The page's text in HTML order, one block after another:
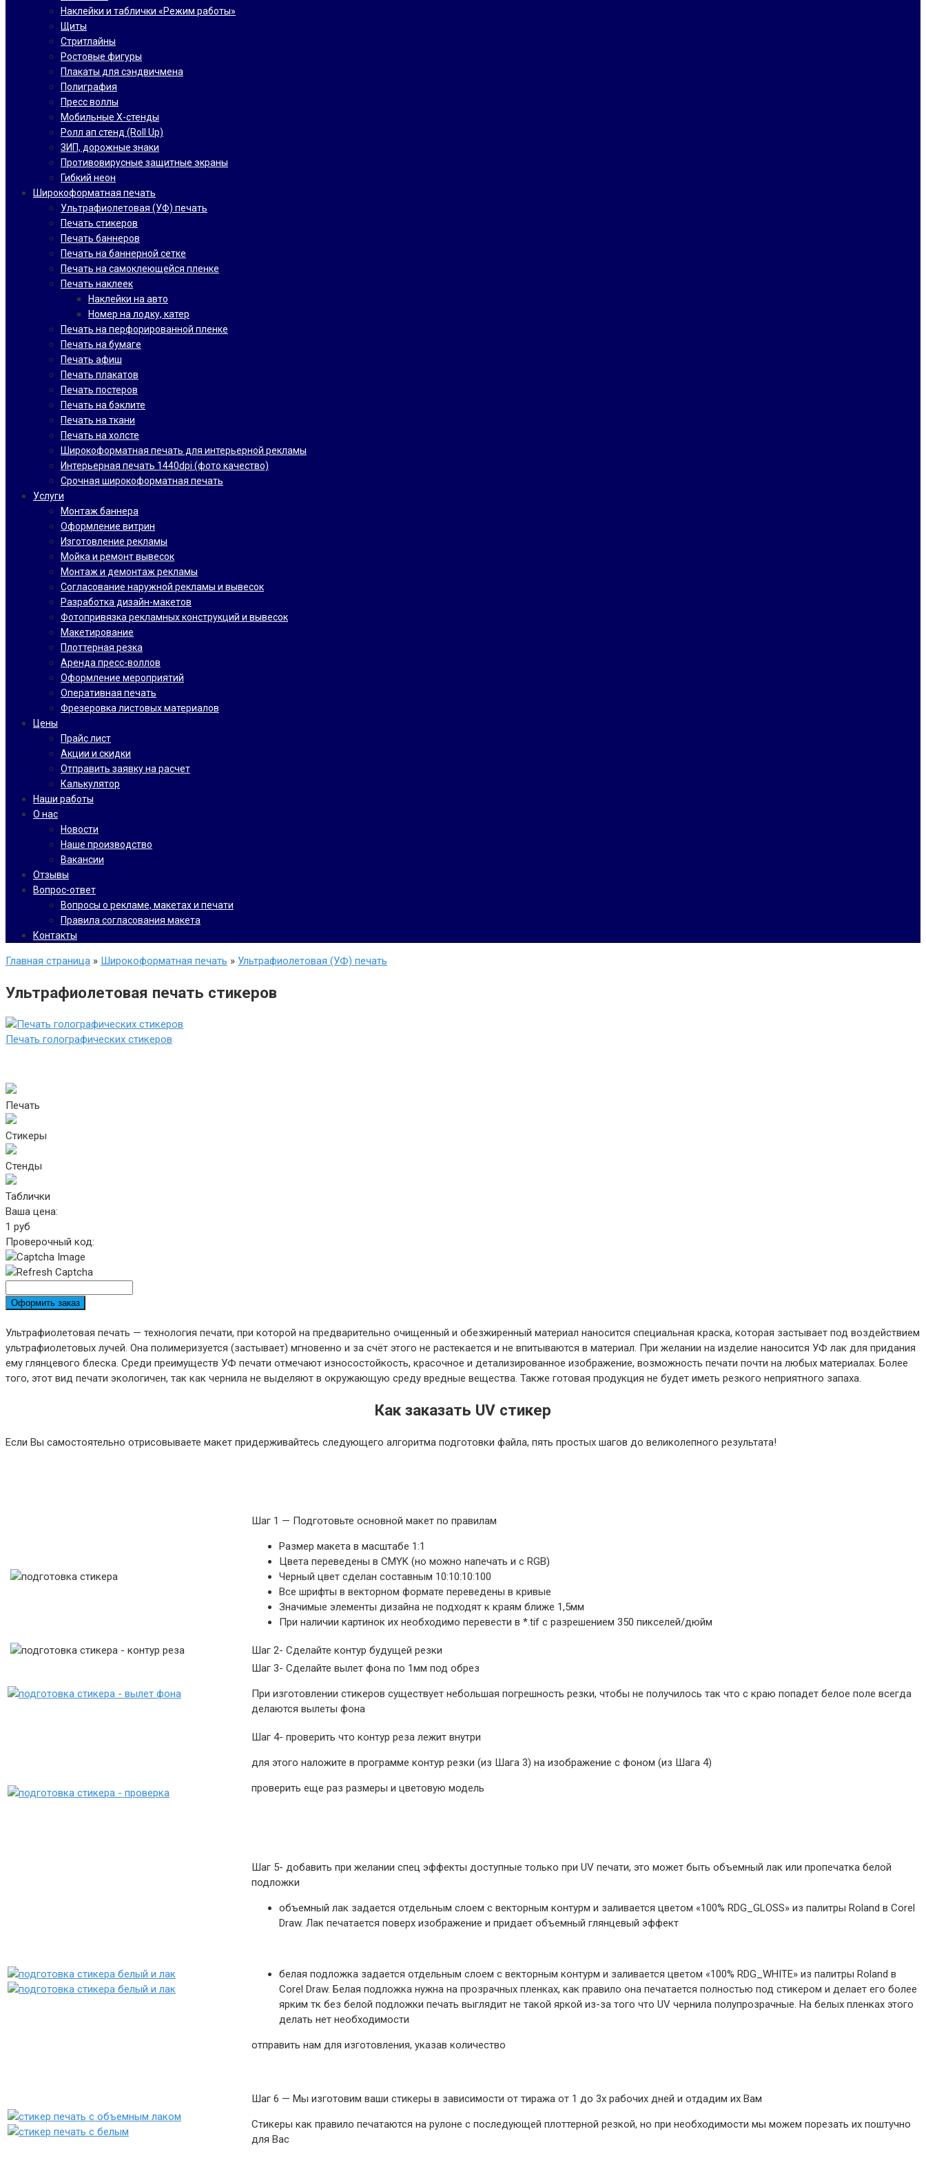
Наклейки и таблички «Режим работы»
Щиты
Стритлайны
Ростовые фигуры
Плакаты для сэндвичмена
Полиграфия
Пресс воллы
Мобильные Х-стенды
Ролл ап стенд (Roll Up)
ЗИП, дорожные знаки
Противовирусные защитные экраны
Гибкий неон
Широкоформатная печать
Ультрафиолетовая (УФ) печать
Печать стикеров
Печать баннеров
Печать на баннерной сетке
Печать на самоклеющейся пленке
Печать наклеек
Наклейки на авто
Номер на лодку, катер
Печать на перфорированной пленке
Печать на бумаге
Печать афиш
Печать плакатов
Печать постеров
Печать на бэклите
Печать на ткани
Печать на холсте
Широкоформатная печать для интерьерной рекламы
Интерьерная печать 1440dpi (фото качество)
Срочная широкоформатная печать
Услуги
Монтаж баннера
Оформление витрин
Изготовление рекламы
Мойка и ремонт вывесок
Монтаж и демонтаж рекламы
Согласование наружной рекламы и вывесок
Разработка дизайн-макетов
Фотопривязка рекламных конструкций и вывесок
Макетирование
Плоттерная резка
Аренда пресс-воллов
Оформление мероприятий
Оперативная печать
Фрезеровка листовых материалов
Цены
Прайс лист
Акции и скидки
Отправить заявку на расчет
Калькулятор
Наши работы
О нас
Новости
Наше производство
Вакансии
Отзывы
Вопрос-ответ
Вопросы о рекламе, макетах и печати
Правила согласования макета
Контакты
Главная страница » Широкоформатная печать » Ультрафиолетовая (УФ) печать
Ультрафиолетовая печать стикеров
Печать голографических стикеров
Печать
Стикеры
Стенды
Таблички
Ваша цена:
1 руб
Проверочный код:
Оформить заказ
Ультрафиолетовая печать — технология печати, при которой на предварительно очищенный и обезжиренный материал наносится специальная краска, которая застывает под воздействием
ультрафиолетовых лучей. Она полимеризуется (застывает) мгновенно и за счёт этого не растекается и не впитываются в материал. При желании на изделие наносится УФ лак для придания
ему глянцевого блеска. Среди преимуществ УФ печати отмечают износостойкость, красочное и детализированное изображение, возможность печати почти на любых материалах. Более
того, этот вид печати экологичен, так как чернила не выделяют в окружающую среду вредные вещества. Также готовая продукция не будет иметь резкого неприятного запаха.
Как заказать UV стикер
Если Вы самостоятельно отрисовываете макет придерживайтесь следующего алгоритма подготовки файла, пять простых шагов до великолепного результата!​
Шаг 1 — Подготовьте основной макет по правилам
Размер макета в масштабе 1:1
Цвета переведены в CMYK (но можно напечать и c RGB)
Черный цвет сделан составным 10:10:10:100
Все шрифты в векторном формате переведены в кривые
Значимые элементы дизайна не подходят к краям ближе 1,5мм
При наличии картинок их необходимо перевести в *.tif с разрешением 350 пикселей/дюйм
Шаг 2- Сделайте контур будущей резки
Шаг 3- Сделайте вылет фона по 1мм под обрез
При изготовлении стикеров существует небольшая погрешность резки, чтобы не получилось так что с краю попадет белое поле всегда
делаются вылеты фона
Шаг 4- проверить что контур реза лежит внутри
для этого наложите в программе контур резки (из Шага 3) на изображение с фоном (из Шага 4)
проверить еще раз размеры и цветовую модель
Шаг 5- добавить при желании спец эффекты доступные только при UV печати, это может быть объемный лак или пропечатка белой
подложки
объемный лак задается отдельным слоем с векторным контурм и заливается цветом «100% RDG_GLOSS» из палитры Roland в Corel
Draw. Лак печатается поверх изображение и придает объемный глянцевый эффект
белая подложка задается отдельным слоем с векторным контурм и заливается цветом «100% RDG_WHITE» из палитры Roland в
Corel Draw. Белая подложка нужна на прозрачных пленках, как правило она печатается полностью под стикером и делает его более
ярким тк без белой подложки печать выглядит не такой яркой из-за того что UV чернила полупрозрачные. На белых пленках этого
делать нет необходимости
отправить нам для изготовления, указав количество
Шаг 6 — Мы изготовим ваши стикеры в зависимости от тиража от 1 до 3х рабочих дней и отдадим их Вам
Стикеры как правило печатаются на рулоне с последующей плоттерной резкой, но при необходимости мы можем порезать их поштучно
для Вас